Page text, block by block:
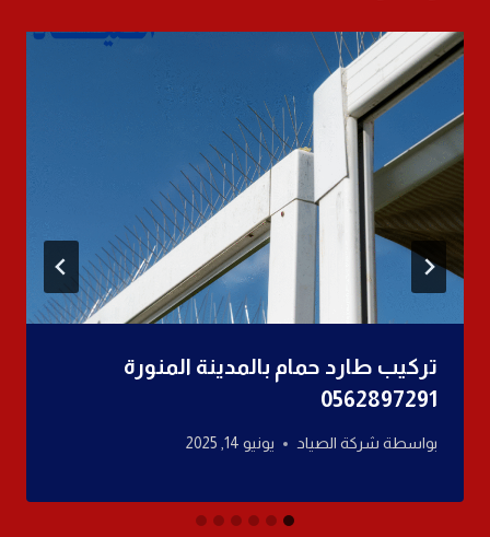
تركيب طارد حمام بالمدينة المنورة
0562897291
بواسطة شركة الصياد يونيو 14, 2025